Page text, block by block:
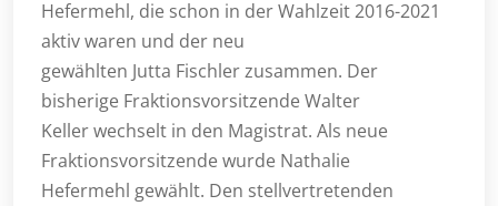
Hefermehl, die schon in der Wahlzeit 2016-2021
aktiv waren und der neu
gewählten Jutta Fischler zusammen. Der
bisherige Fraktionsvorsitzende Walter
Keller wechselt in den Magistrat. Als neue
Fraktionsvorsitzende wurde Nathalie
Hefermehl gewählt. Den stellvertretenden